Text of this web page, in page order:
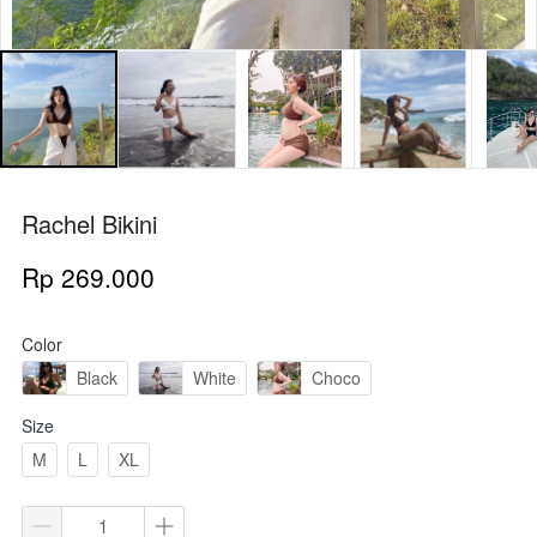
Rachel Bikini
Rp 269.000
Color
Black
White
Choco
Size
M
L XL